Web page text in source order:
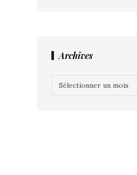
Archives